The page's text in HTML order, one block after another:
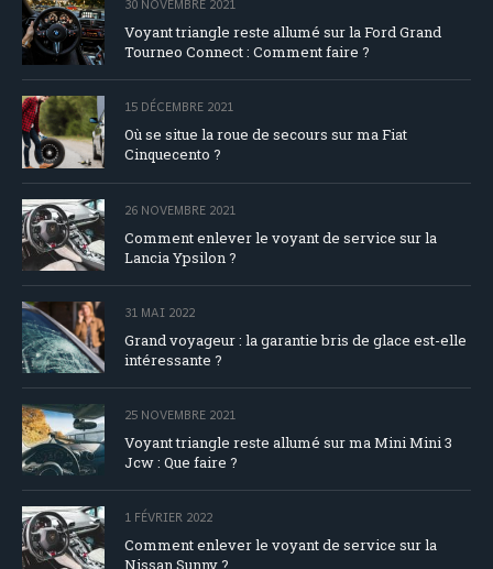
30 NOVEMBRE 2021
Voyant triangle reste allumé sur la Ford Grand
Tourneo Connect : Comment faire ?
15 DÉCEMBRE 2021
Où se situe la roue de secours sur ma Fiat
Cinquecento ?
26 NOVEMBRE 2021
Comment enlever le voyant de service sur la
Lancia Ypsilon ?
31 MAI 2022
Grand voyageur : la garantie bris de glace est-elle
intéressante ?
25 NOVEMBRE 2021
Voyant triangle reste allumé sur ma Mini Mini 3
Jcw : Que faire ?
1 FÉVRIER 2022
Comment enlever le voyant de service sur la